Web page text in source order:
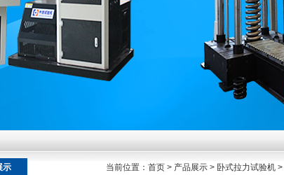
示 当前位置： 首页 > 产品展示 > 卧式拉力试验机 >